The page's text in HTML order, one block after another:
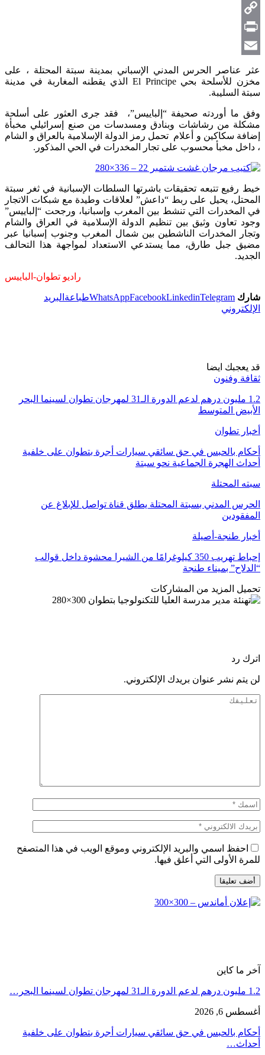
Telegram
Copy
Link
Print
عثر عناصر الحرس المدني الإسباني بمدينة سبتة المحتلة ، على
مخزن للأسلحة بحي El Principe الذي يقطنه المغاربة في مدينة
سبتة السليبة.
وفق ما أوردته صحيفة “إلباييس”، فقد جرى العثور على أسلحة
مشكلة من رشاشات وبنادق ومسدسات من صنع إسرائيلي مخبأة
إضافة سكاكين و أعلام تحمل رمز الدولة الإسلامية بالعراق و الشام
، داخل مخبأ محسوب على تجار المخدرات في الحي المذكور.
خيط رفيع تتبعه تحقيقات باشرتها السلطات الإسبانية في ثغر سبتة
المحتل، يحيل على ربط “داعش” لعلاقات وطيدة مع شبكات الاتجار
في المخدرات التي تنشط بين المغرب وإسبانيا، ورجحت “إلباييس”
وجود تعاون وثيق بين تنظيم الدولة الإسلامية في العراق والشام
وتجار المخدرات الناشطين بين شمال المغرب وجنوب إسبانيا عبر
مضيق جبل طارق، مما يستدعي الاستعداد لمواجهة هذا التحالف
الجديد.
راديو تطوان-الباييس
شارك WhatsAppFacebookLinkedinTelegram طباعة البريد
الإلكتروني
قد يعجبك ايضا
ثقافة وفنون
1.2 مليون درهم لدعم الدورة الـ31 لمهرجان تطوان لسينما البحر
الأبيض المتوسط
أخبار تطوان
أحكام بالحبس في حق سائقي سيارات أجرة بتطوان على خلفية
أحداث الهجرة الجماعية نحو سبتة
سبته المحتلة
الحرس المدني بسبتة المحتلة يطلق قناة تواصل للإبلاغ عن
المفقودين
أخبار طنجة-أصيلة
إحباط تهريب 350 كيلوغرامًا من الشيرا محشوة داخل قوالب
“الدلاح” بميناء طنجة
تحميل المزيد من المشاركات
اترك رد
لن يتم نشر عنوان بريدك الإلكتروني.
احفظ اسمي والبريد الإلكتروني وموقع الويب في هذا المتصفح
للمرة الأولى التي أعلق فيها.
آخر ما كاين
1.2 مليون درهم لدعم الدورة الـ31 لمهرجان تطوان لسينما البحر…
أغسطس 6, 2026
أحكام بالحبس في حق سائقي سيارات أجرة بتطوان على خلفية
أحداث…